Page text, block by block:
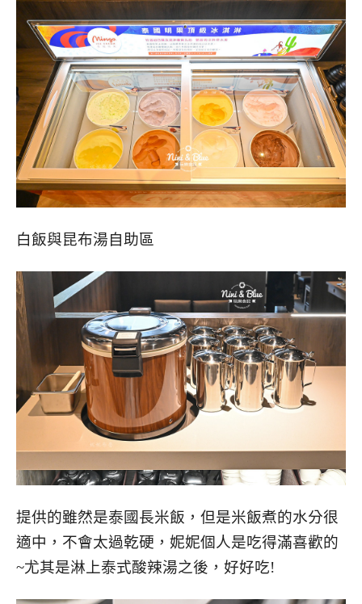
白飯與昆布湯自助區
提供的雖然是泰國長米飯，但是米飯煮的水分很
適中，不會太過乾硬，妮妮個人是吃得滿喜歡的
~尤其是淋上泰式酸辣湯之後，好好吃!